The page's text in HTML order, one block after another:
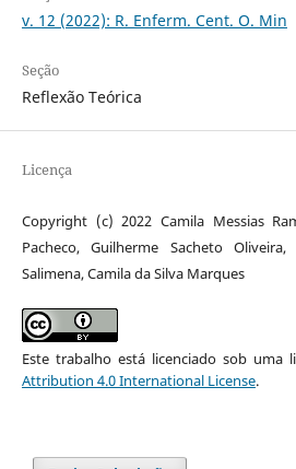
v. 12 (2022): R. Enferm. Cent. O. Min
Seção
Reflexão Teórica
Licença
Copyright (c) 2022 Camila Messias
Pacheco, Guilherme Sacheto
Salimena, Camila da Silva Marques
Este trabalho está licenciado sob uma
Attribution 4.0 International License.